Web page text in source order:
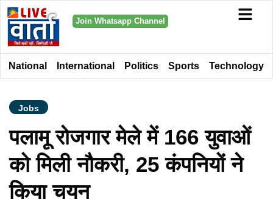
Join Whatsapp Channel
National International Politics Sports Technology
Jobs
पलामू रोजगार मेले में 166 युवाओं
को मिली नौकरी, 25 कंपनियों ने
किया चयन